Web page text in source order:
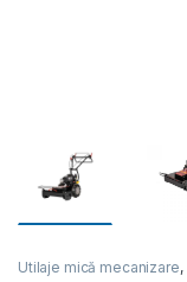
Utilaje mică mecanizare,